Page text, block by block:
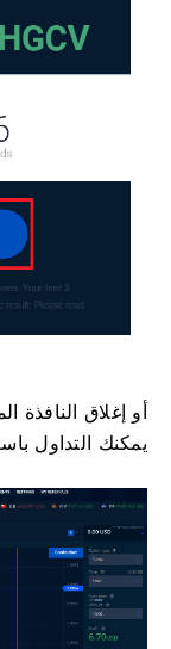
أو إغلاق النافذة
يمكنك التداول